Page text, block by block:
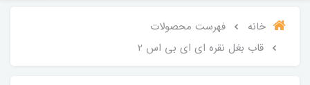
خانه
فهرست محصولات
قاب بغل نقره ای ای بی اس 2